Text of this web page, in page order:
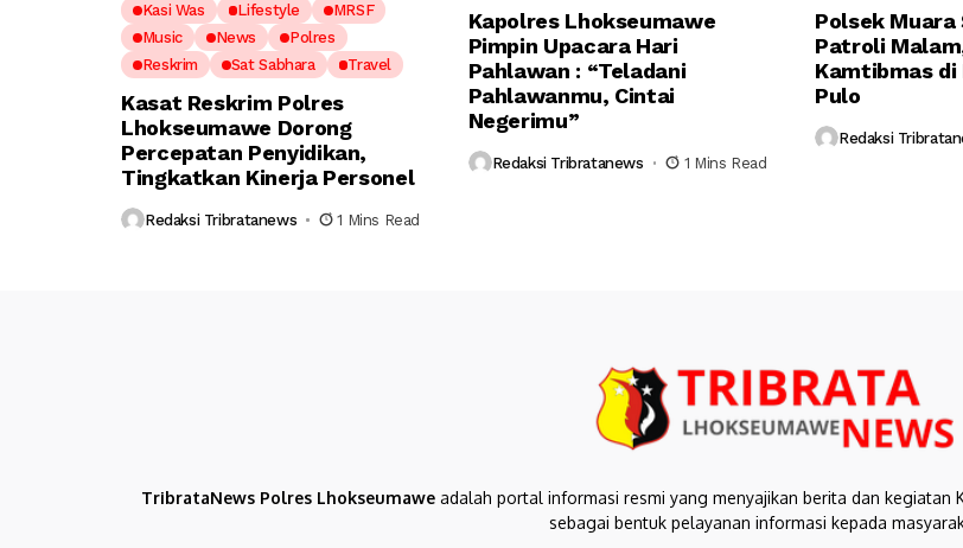
Kasi Was
Lifestyle
MRSF
Music
News
Polres
Reskrim
Sat Sabhara Travel
Kasat Reskrim Polres
Lhokseumawe Dorong
Percepatan Penyidikan,
Tingkatkan Kinerja Personel
Redaksi Tribratanews 1 Mins Read
Kapolres Lhokseumawe
Pimpin Upacara Hari
Pahlawan : “Teladani
Pahlawanmu, Cintai
Negerimu”
Redaksi Tribratanews 1 Mins Read
Polsek Muara
Patroli
Kamtibmas di
Pulo
Redaksi
TribrataNews Polres Lhokseumawe adalah portal informasi resmi yang menyajikan berita dan kegiatan
sebagai bentuk pelayanan informasi kepada